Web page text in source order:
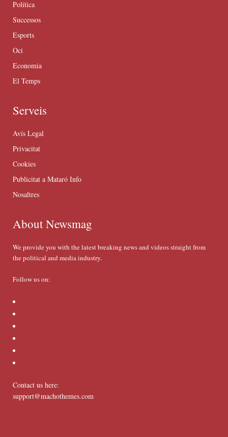
Política
Successos
Esports
Oci
Economia
El Temps
Serveis
Avís Legal
Privacitat
Cookies
Publicitat a Mataró Info
Nosaltres
About Newsmag
We provide you with the latest breaking news and videos straight from
the political and media industry.
Follow us on:
Contact us here:
support@machothemes.com